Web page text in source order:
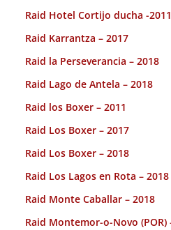
Raid Hotel Cortijo ducha -2011
Raid Karrantza – 2017
Raid la Perseverancia – 2018
Raid Lago de Antela – 2018
Raid los Boxer – 2011
Raid Los Boxer – 2017
Raid Los Boxer – 2018
Raid Los Lagos en Rota – 2018
Raid Monte Caballar – 2018
Raid Montemor-o-Novo (POR)